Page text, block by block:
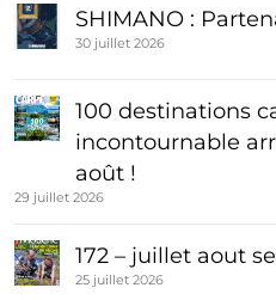
SHIMANO :
30 juillet 2026
100 destinations
incontournable
août !
29 juillet 2026
172 – juillet aout
25 juillet 2026